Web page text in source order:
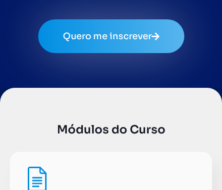
Quero me inscrever
Módulos do Curso